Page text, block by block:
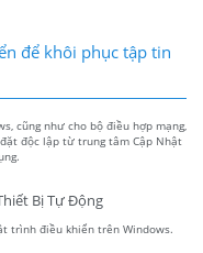
để khôi phục tập tin
cũng như cho bộ điều hợp mạng,
độc lập từ trung tâm Cập Nhật
Bị Tự Động
trình điều khiển trên Windows.